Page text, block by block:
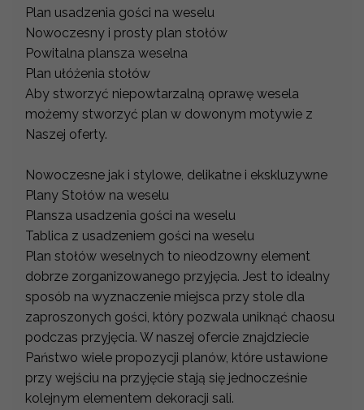
Plan usadzenia gości na weselu
Nowoczesny i prosty plan stołów
Powitalna plansza weselna
Plan ułóżenia stołów
Aby stworzyć niepowtarzalną oprawę wesela
możemy stworzyć plan w dowonym motywie z
Naszej oferty.
Nowoczesne jak i stylowe, delikatne i ekskluzywne
Plany Stołów na weselu
Plansza usadzenia gości na weselu
Tablica z usadzeniem gości na weselu
Plan stołów weselnych to nieodzowny element
dobrze zorganizowanego przyjęcia. Jest to idealny
sposób na wyznaczenie miejsca przy stole dla
zaproszonych gości, który pozwala uniknąć chaosu
podczas przyjęcia. W naszej ofercie znajdziecie
Państwo wiele propozycji planów, które ustawione
przy wejściu na przyjęcie stają się jednocześnie
kolejnym elementem dekoracji sali.